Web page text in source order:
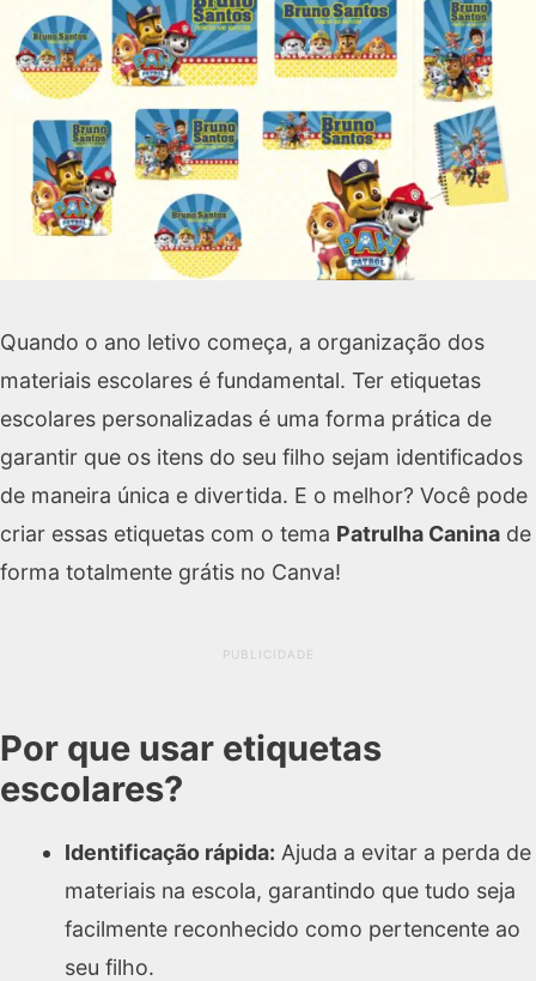
Quando o ano letivo começa, a organização dos
materiais escolares é fundamental. Ter etiquetas
escolares personalizadas é uma forma prática de
garantir que os itens do seu filho sejam identificados
de maneira única e divertida. E o melhor? Você pode
criar essas etiquetas com o tema Patrulha Canina de
forma totalmente grátis no Canva!
PUBLICIDADE
Por que usar etiquetas
escolares?
Identificação rápida: Ajuda a evitar a perda de
materiais na escola, garantindo que tudo seja
facilmente reconhecido como pertencente ao
seu filho.